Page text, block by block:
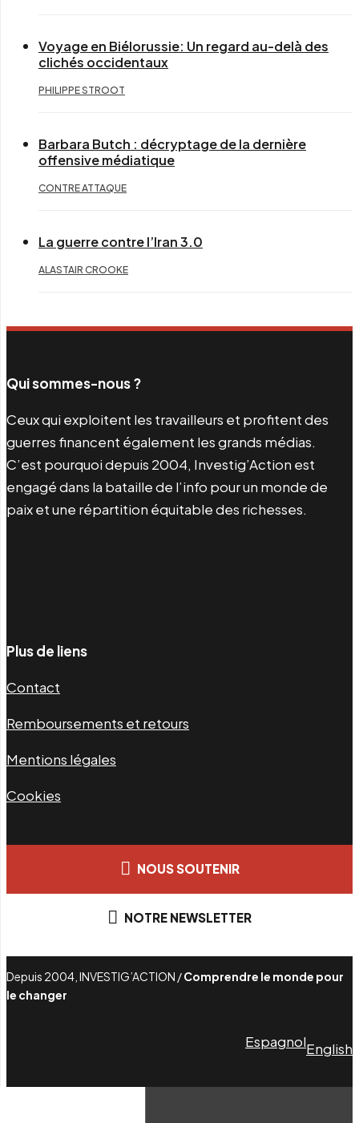
Voyage en Biélorussie: Un regard au-delà des
clichés occidentaux
PHILIPPE STROOT
Barbara Butch : décryptage de la dernière
offensive médiatique
CONTRE ATTAQUE
La guerre contre l’Iran 3.0
ALASTAIR CROOKE
Qui sommes-nous ?
Ceux qui exploitent les travailleurs et profitent des
guerres financent également les grands médias.
C’est pourquoi depuis 2004, Investig’Action est
engagé dans la bataille de l’info pour un monde de
paix et une répartition équitable des richesses.
Plus de liens
Contact
Remboursements et retours
Mentions légales
Cookies
NOUS SOUTENIR
NOTRE NEWSLETTER
Depuis 2004, INVESTIG’ACTION /Comprendre le monde pour
le changer
EspagnolEnglish